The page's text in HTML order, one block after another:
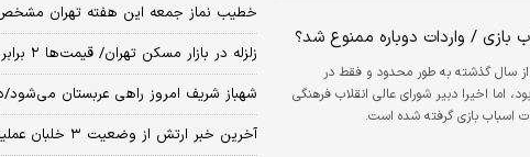
بازی / واردات دوباره ممنوع شد؟
از سال گذشته به طور محدود و فقط در
اما اخیرا دبیر شورای عالی انقلاب فرهنگی
اسباب بازی گرفته شده است.
خطیب نماز جمعه این هفته تهران
زلزله در بازار مسکن تهران/ قیمت‌ها ۲ برابر شد، خریدار ناپدید شد
شهباز شریف امروز راهی عربستان
آخرین خبر ارتش از وضعیت ۳ خلبان عملیات العدید